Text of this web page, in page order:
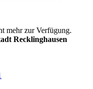
mehr zur Verfügung.
Recklinghausen